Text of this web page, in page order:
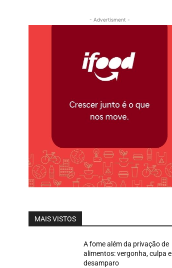
- Advertisment -
MAIS VISTOS
A fome além da privação de
alimentos: vergonha, culpa e
desamparo